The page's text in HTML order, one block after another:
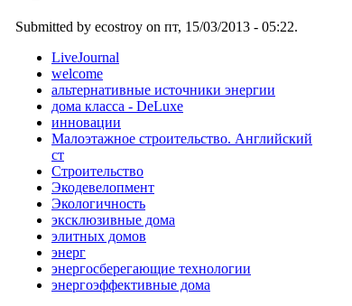
Submitted by ecostroy on пт, 15/03/2013 - 05:22.
LiveJournal
welcome
альтернативные источники энергии
дома класса - DeLuxe
инновации
Малоэтажное строительство. Английский
ст
Строительство
Экодевелопмент
Экологичность
эксклюзивные дома
элитных домов
энерг
энергосберегающие технологии
энергоэффективные дома